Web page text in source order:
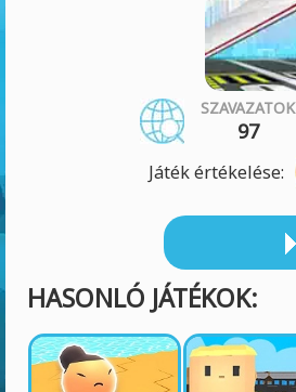
SZAVAZATOK
97
Játék értékelése:
HASONLÓ JÁTÉKOK: